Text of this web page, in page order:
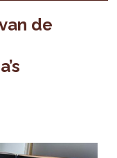
de